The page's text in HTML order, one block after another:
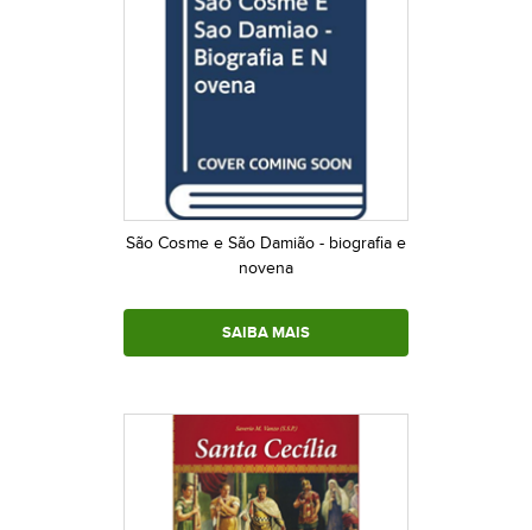
São Cosme e São Damião - biografia e
novena
SAIBA MAIS